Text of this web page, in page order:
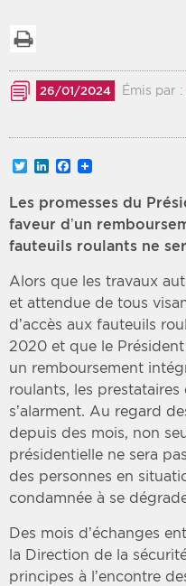
26/01/2024 Émis par :
TwitterLinkedInFacebook
Les promesses du
faveur d’un
fauteuils roulants ne
Alors que les travaux
et attendue de tous
d’accès aux fauteuils
2020 et que le
un remboursement
roulants, les
s’alarment. Au regard
depuis des mois, non
présidentielle ne sera
des personnes en
condamnée à se
Des mois d’échanges
la Direction de la
principes à l’encontre